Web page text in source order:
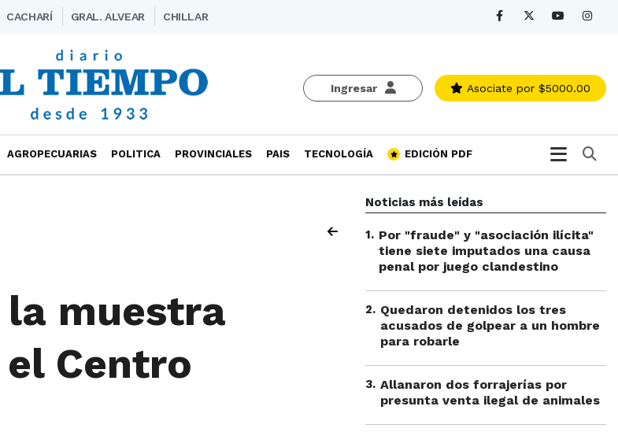
CACHARÍ GRAL. ALVEAR CHILLAR
Ingresar Asociate por $5000.00
AGROPECUARIAS POLITICA PROVINCIALES PAIS TECNOLOGÍA EDICIÓN PDF
muestra
Centro
Noticias más leídas
1. Por "fraude" y "asociación ilícita"
tiene siete imputados una causa
penal por juego clandestino
2. Quedaron detenidos los tres
acusados de golpear a un hombre
para robarle
3. Allanaron dos forrajerías por
presunta venta ilegal de animales